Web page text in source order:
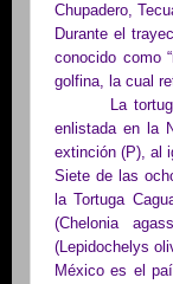
Chupadero,
Durante el
conocido como
golfina, la cual
La tortuga
enlistada en la
extinción (P), al
Siete de las
la Tortuga
(Chelonia
(Lepidochelys
México es el